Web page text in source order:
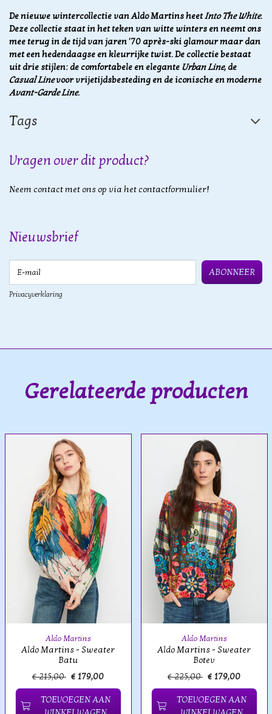
De nieuwe wintercollectie van Aldo Martins heetInto The White.
Deze collectie staat in het teken van witte winters en neemt ons
mee terug in de tijd van jaren '70 après-ski glamour maar dan
met een hedendaagse en kleurrijke twist. De collectie bestaat
uit drie stijlen: de comfortabele en elegante Urban Line, de
Casual Linevoor vrijetijdsbesteding en de iconische en moderne
Avant-Garde Line.
Tags
Vragen over dit product?
Neem contact met ons op via het contactformulier!
Nieuwsbrief
ABONNEER
Privacyverklaring
Gerelateerde producten
Aldo Martins
Aldo Martins - Sweater
Batu
€ 215,00 € 179,00
TOEVOEGEN AAN
Aldo Martins
Aldo Martins - Sweater
Botev
€ 225,00 € 179,00
TOEVOEGEN AAN